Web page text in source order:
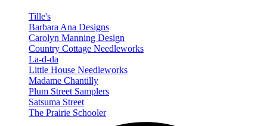
Tille's
Barbara Ana Designs
Carolyn Manning Design
Country Cottage Needleworks
La-d-da
Little House Needleworks
Madame Chantilly
Plum Street Samplers
Satsuma Street
The Prairie Schooler